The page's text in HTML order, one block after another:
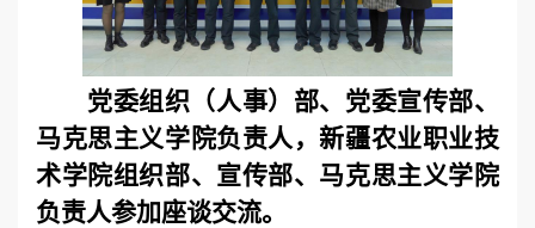
党委组织（人事）部、党委宣传部、
马克思主义学院负责人，新疆农业职业技
术学院组织部、宣传部、马克思主义学院
负责人参加座谈交流。